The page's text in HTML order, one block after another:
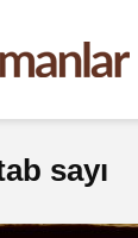
sayı